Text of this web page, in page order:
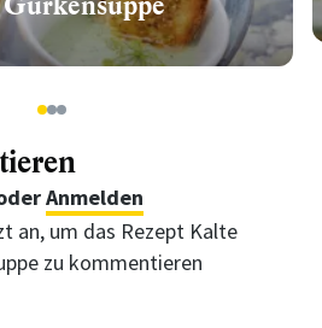
123
Anmelden
an, um das Rezept Kalte
zu kommentieren